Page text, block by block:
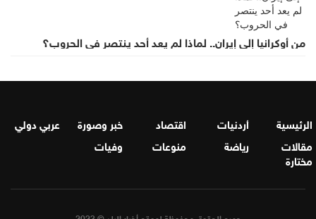
من أوكرانيا إلى إيران.. لماذا لم يعد أحد ينتصر في الحروب؟
الرئيسية أردنيات اقتصاد خبر وصورة
عربي دولي
مقالات
مختارة
رياضة منوعات وفيات